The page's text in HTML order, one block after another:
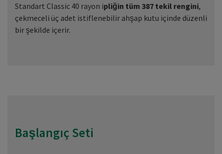
Standart Classic 40 rayon ipliğin tüm 387 tekil rengini,
çekmeceli üç adet istiflenebilir ahşap kutu içinde düzenli
bir şekilde içerir.
Başlangıç Seti